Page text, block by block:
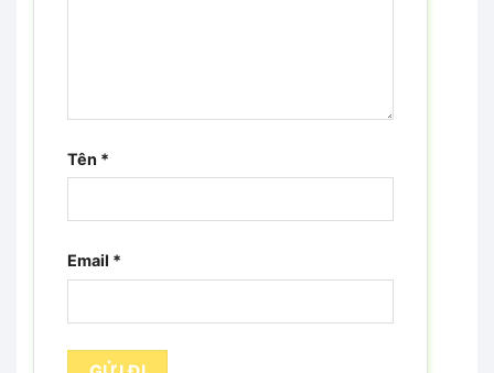
Tên *
Email *